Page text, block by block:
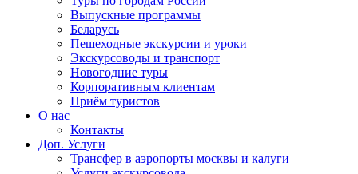
Выпускные программы
Беларусь
Пешеходные экскурсии и уроки
Экскурсоводы и транспорт
Новогодние туры
Корпоративным клиентам
Приём туристов
О нас
Контакты
Доп. Услуги
Трансфер в аэропорты москвы и калуги